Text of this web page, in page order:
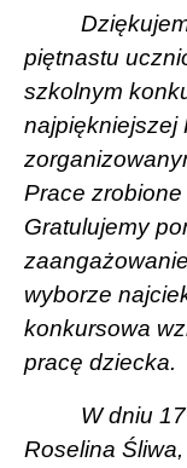
piętnastu
szkolnym
najpiękniejszej
Prace zrobione
Gratulujemy
wyborze
konkursowa
pracę dziecka.
W dniu
Roselina